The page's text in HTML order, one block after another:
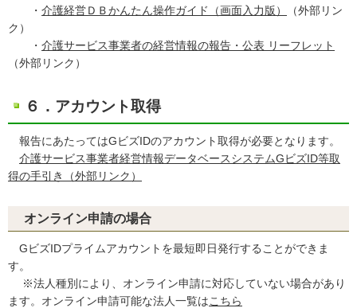
・ 介護経営ＤＢかんたん操作ガイド（画面入力版）
（外部リン
ク）
・ 介護サービス事業者の経営情報の報告・公表 リーフレット
（外部リンク）
６．アカウント取得
報告にあたってはGビズIDのアカウント取得が必要となります。
介護サービス事業者経営情報データベースシステムGビズID等取
得の手引き（外部リンク）
オンライン申請の場合
GビズIDプライムアカウントを最短即日発行することができま
す。
※法人種別により、オンライン申請に対応していない場合があり
ます。オンライン申請可能な法人一覧はこちら